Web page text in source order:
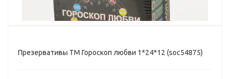
Презервативы ТМ Гороскоп любви 1*24*12 (soc54875)